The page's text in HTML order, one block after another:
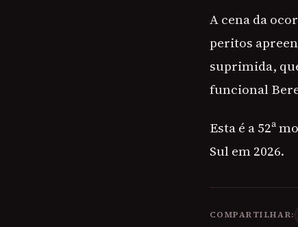
A cena da
peritos
suprimida,
funcional
Esta é a 52ª
Sul em 2026.
COMPARTILHAR: